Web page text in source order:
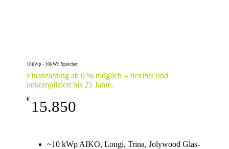
10kWp - 10kWh Speicher
Finanzierung ab 0 % möglich – flexibel und
unkompliziert bis 25 Jahre.
€ 15.850
~10 kWp AIKO, Longi, Trina, Jolywood Glas-